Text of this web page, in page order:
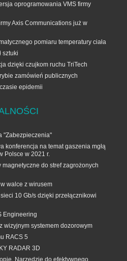
oprogramowania VMS firmy
Axis Communications już w
pomiaru temperatury ciała
sztuki
dzięki czujkom ruchu TriTech
zamówień publicznych
epidemii
"Zabezpieczenia"
konferencja na temat gaszenia mgłą
Polsce w 2021 r.
magnetyczne do stref zagrożonych
walce z wirusem
10 Gb/s dzięki przełącznikowi
Engineering
wizyjnym systemem dozorowym
RACS 5
RADAR 3D